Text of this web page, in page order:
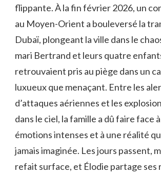
flippante. À la fin février 2026, un
au Moyen-Orient a bouleversé la
Dubaï, plongeant la ville dans le
mari Bertrand et leurs quatre
retrouvaient pris au piège dans un
luxueux que menaçant. Entre les
d’attaques aériennes et les
dans le ciel, la famille a dû faire face
émotions intenses et à une réalité
jamais imaginée. Les jours passent,
refait surface, et Élodie partage ses